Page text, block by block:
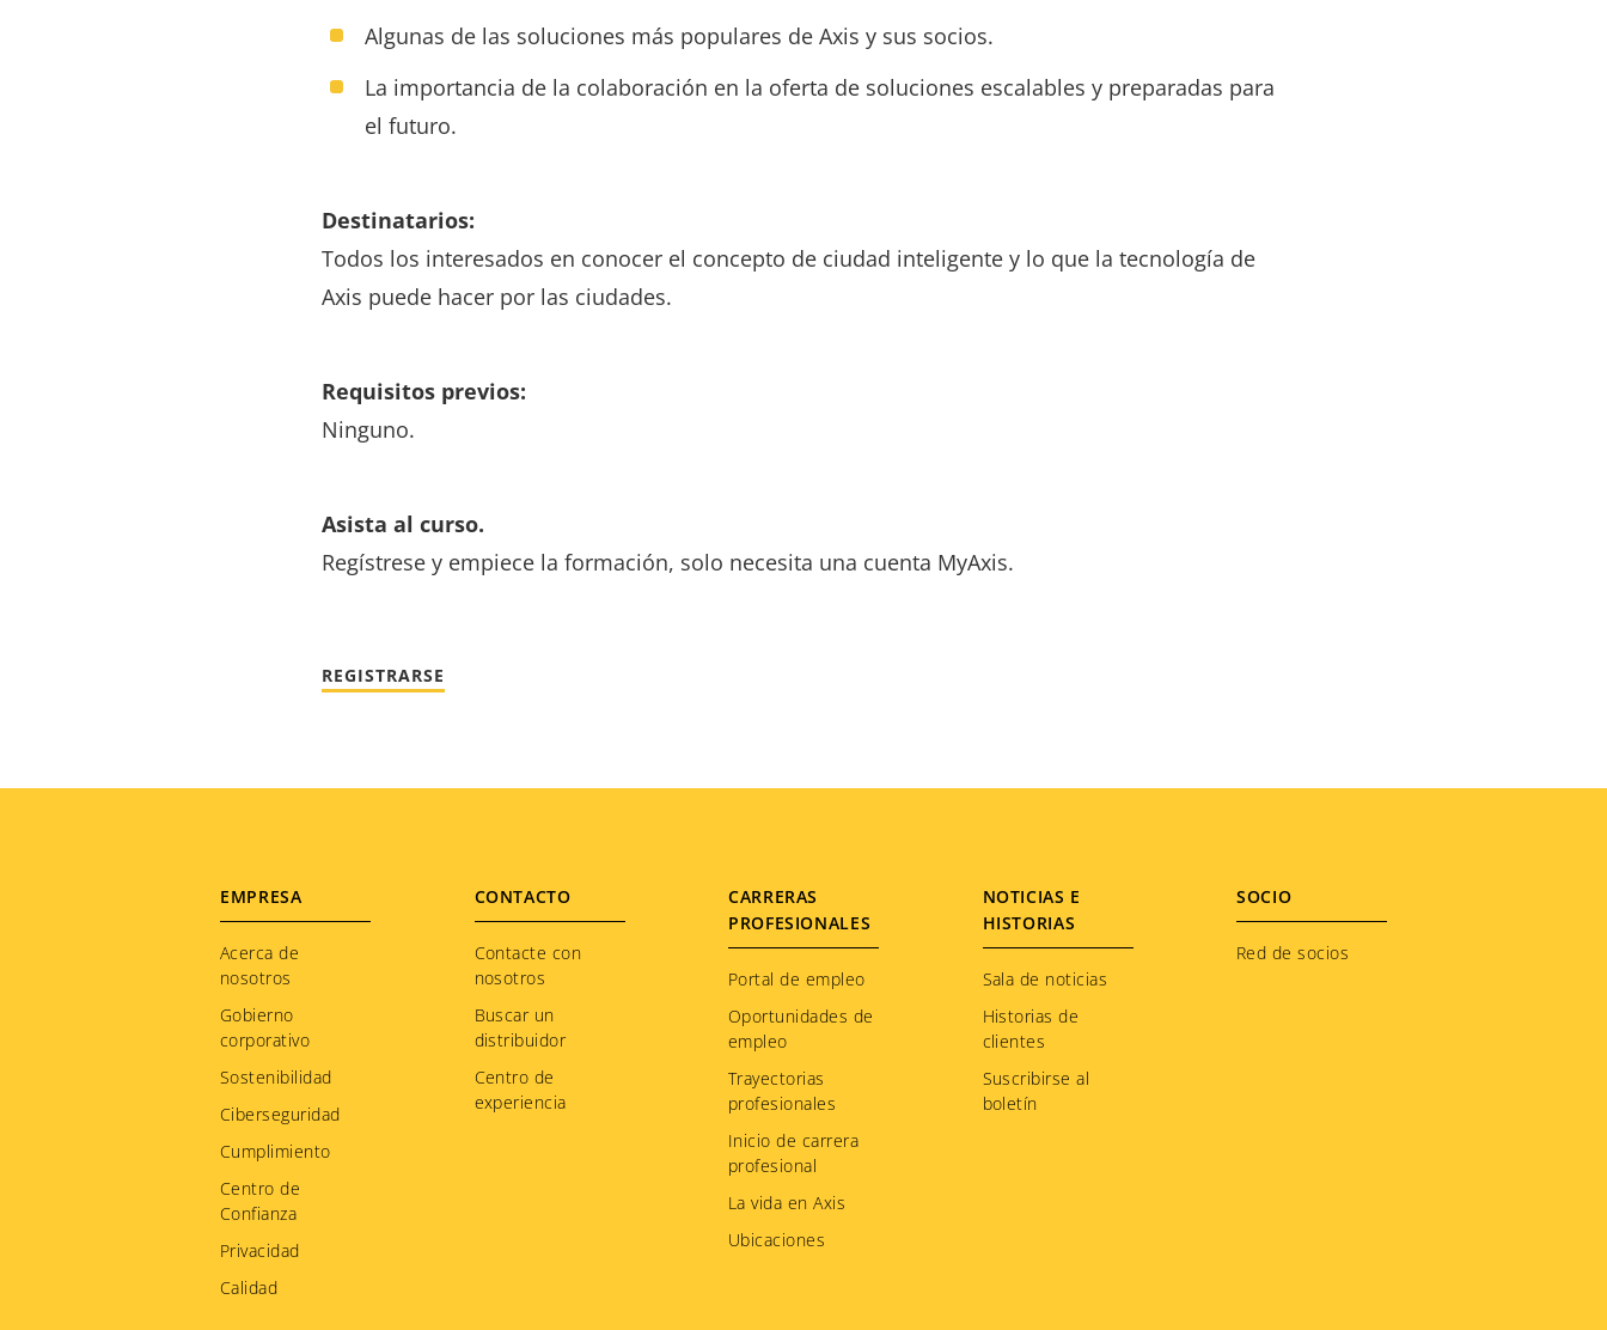
Algunas de las soluciones más populares de Axis y sus socios.
La importancia de la colaboración en la oferta de soluciones escalables y preparadas para
el futuro.
Destinatarios:
Todos los interesados en conocer el concepto de ciudad inteligente y lo que la tecnología de
Axis puede hacer por las ciudades.
Requisitos previos:
Ninguno.
Asista al curso.
Regístrese y empiece la formación, solo necesita una cuenta MyAxis.
REGISTRARSE
Footer
menu
EMPRESA
Acerca de
nosotros
Gobierno
corporativo
Sostenibilidad
Ciberseguridad
Cumplimiento
Centro de
Confianza
Privacidad
Calidad
CONTACTO
Contacte con
nosotros
Buscar un
distribuidor
Centro de
experiencia
CARRERAS
PROFESIONALES
Portal de empleo
Oportunidades de
empleo
Trayectorias
profesionales
Inicio de carrera
profesional
La vida en Axis
Ubicaciones
NOTICIAS E
HISTORIAS
Sala de noticias
Historias de
clientes
Suscribirse al
boletín
SOCIO
Red de socios